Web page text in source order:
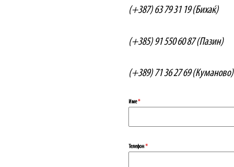
(+387) 63 79 31 19 (Бихаќ)
(+385) 91 550 60 87 (Пазин)
(+389) 71 36 27 69 (Куманово)
Име*
Телефон*